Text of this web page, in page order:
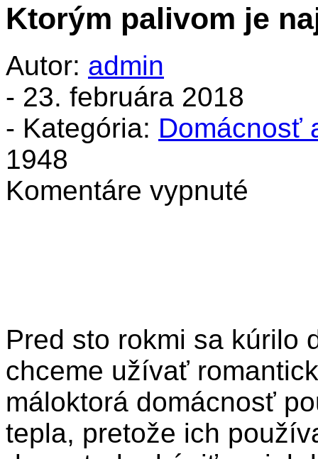
Ktorým palivom je
Autor: admin
- 23. februára 2018
- Kategória: Domácnosť
1948
Komentáre vypnuté
Pred sto rokmi sa kúrilo
chceme užívať
máloktorá domácnosť
tepla, pretože ich